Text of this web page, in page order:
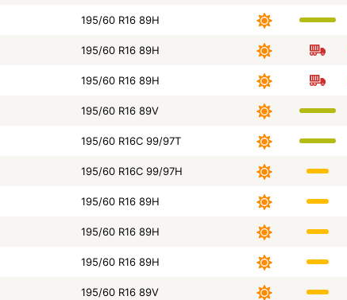
195/60 R16 89H
195/60 R16 89H
195/60 R16 89H
195/60 R16 89V
195/60 R16C 99/97T
195/60 R16C 99/97H
195/60 R16 89H
195/60 R16 89H
195/60 R16 89H
195/60 R16 89V